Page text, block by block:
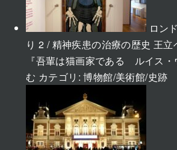
ロン
り 2 / 精神疾患の治療の歴史 王立
『吾輩は猫画家である ルイス
む カテゴリ:博物館/美術館/史跡